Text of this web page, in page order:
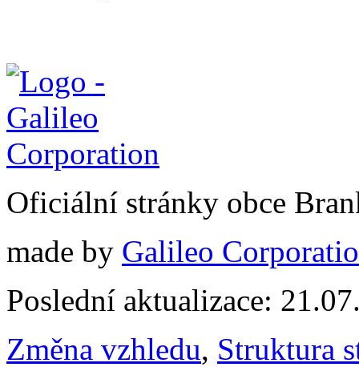
Oficiální stránky obce
made by Galileo
Poslední aktualizace:
Změna vzhledu, Struktura